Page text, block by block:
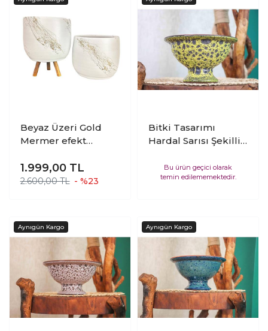
Beyaz Üzeri Gold
Mermer efekt
Salon Çiçeklik İkili
Set Ayaksız -3 Ayaklı
1.999,00 TL
2.600,00 TL - %23
Bitki Tasarımı
Hardal Sarısı Şekilli
Dış Mekan
Kullanımlı
Bonzailik Toprak
Terakota Saksı
Saksılık Çiçeklik
Bu ürün geçici olarak
temin edilememektedir.